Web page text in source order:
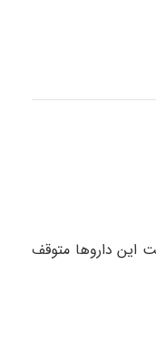
این داروها متوقف